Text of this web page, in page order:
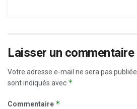
Laisser un commentaire
Votre adresse e-mail ne sera pas publiée.
sont indiqués avec *
Commentaire *